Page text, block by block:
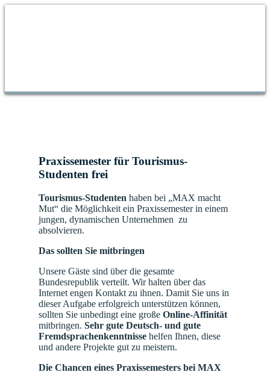
Praxissemester für Tourismus-
Studenten frei
Tourismus-Studenten haben bei „MAX macht
Mut“ die Möglichkeit ein Praxissemester in einem
jungen, dynamischen Unternehmen zu
absolvieren.
Das sollten Sie mitbringen
Unsere Gäste sind über die gesamte
Bundesrepublik verteilt. Wir halten über das
Internet engen Kontakt zu ihnen. Damit Sie uns in
dieser Aufgabe erfolgreich unterstützen können,
sollten Sie unbedingt eine große Online-Affinität
mitbringen. Sehr gute Deutsch- und gute
Fremdsprachenkenntnisse helfen Ihnen, diese
und andere Projekte gut zu meistern.
Die Chancen eines Praxissemesters bei MAX